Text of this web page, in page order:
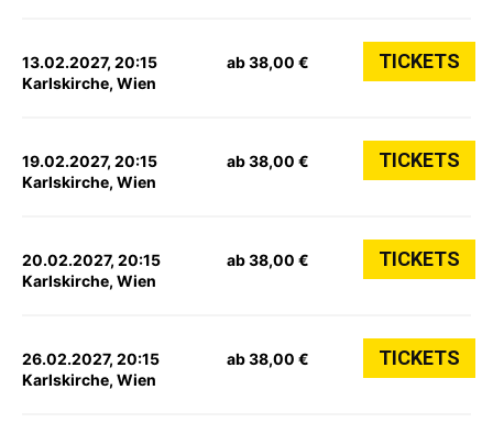
13.02.2027, 20:15
Karlskirche, Wien
ab 38,00 € TICKETS
19.02.2027, 20:15
Karlskirche, Wien
ab 38,00 € TICKETS
20.02.2027, 20:15
Karlskirche, Wien
ab 38,00 € TICKETS
26.02.2027, 20:15
Karlskirche, Wien
ab 38,00 € TICKETS